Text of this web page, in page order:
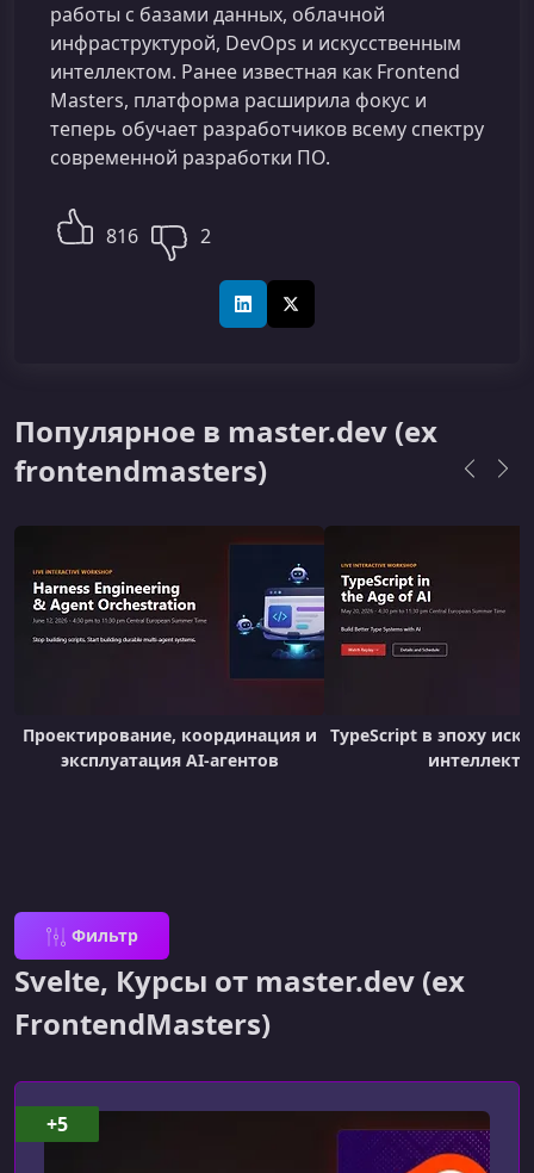
работы с базами данных, облачной
инфраструктурой, DevOps и искусственным
интеллектом. Ранее известная как Frontend
Masters, платформа расширила фокус и
теперь обучает разработчиков всему спектру
современной разработки ПО.
816 2
LinkedInX (Twitter)
Популярное в master.dev (ex
frontendmasters)
Проектирование, координация и
эксплуатация AI-агентов
TypeScript в эпоху
интеллекта
Фильтр
Svelte, Курсы от master.dev (ex
FrontendMasters)
+5